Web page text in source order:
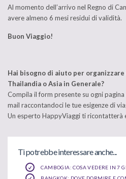
Al momento dell’arrivo nel Regno di
avere almeno 6 mesi residui di validità.
Buon Viaggio!
Hai bisogno di aiuto per
Thailandia o Asia in Generale?
Compila il form presente su ogni
mail raccontandoci le tue esigenze di
Un esperto HappyViaggi ti ricontatterà
Ti potrebbe interessare anche...
CAMBOGIA: COSA VEDERE IN 7